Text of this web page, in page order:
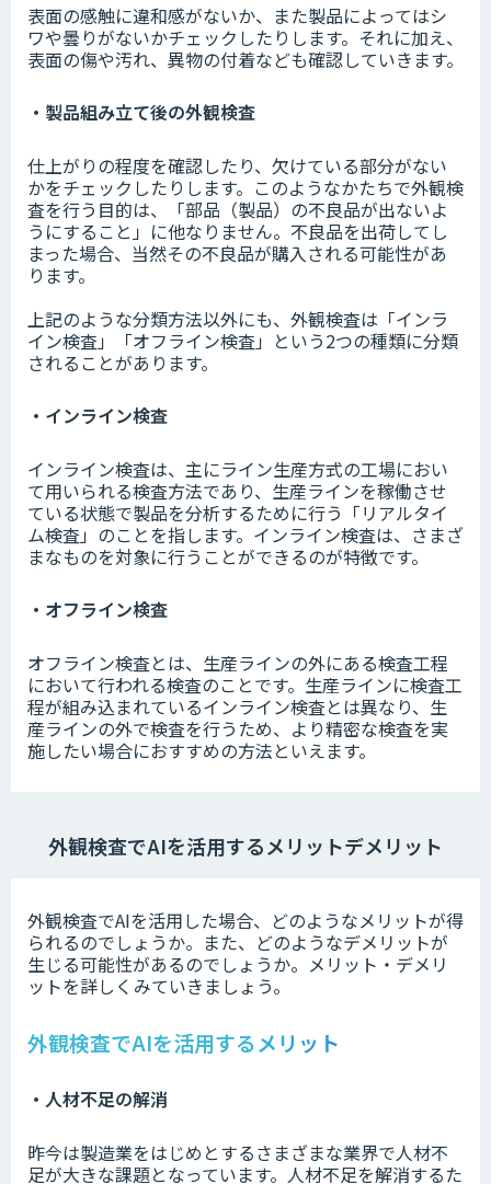
表面の感触に違和感がないか、また製品によってはシ
ワや曇りがないかチェックしたりします。それに加え、
表面の傷や汚れ、異物の付着なども確認していきます。
・製品組み立て後の外観検査
仕上がりの程度を確認したり、欠けている部分がない
かをチェックしたりします。このようなかたちで外観検
査を行う目的は、「部品（製品）の不良品が出ないよ
うにすること」に他なりません。不良品を出荷してし
まった場合、当然その不良品が購入される可能性があ
ります。
上記のような分類方法以外にも、外観検査は「インラ
イン検査」「オフライン検査」という2つの種類に分類
されることがあります。
・インライン検査
インライン検査は、主にライン生産方式の工場におい
て用いられる検査方法であり、生産ラインを稼働させ
ている状態で製品を分析するために行う「リアルタイ
ム検査」のことを指します。インライン検査は、さまざ
まなものを対象に行うことができるのが特徴です。
・オフライン検査
オフライン検査とは、生産ラインの外にある検査工程
において行われる検査のことです。生産ラインに検査工
程が組み込まれているインライン検査とは異なり、生
産ラインの外で検査を行うため、より精密な検査を実
施したい場合におすすめの方法といえます。
外観検査でAIを活用するメリットデメリット
外観検査でAIを活用した場合、どのようなメリットが得
られるのでしょうか。また、どのようなデメリットが
生じる可能性があるのでしょうか。メリット・デメリ
ットを詳しくみていきましょう。
外観検査でAIを活用するメリット
・人材不足の解消
昨今は製造業をはじめとするさまざまな業界で人材不
足が大きな課題となっています。人材不足を解消するた